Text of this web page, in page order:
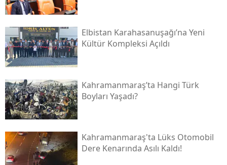
Elbistan Karahasanuşağı’na Yeni
Kültür Kompleksi Açıldı
Kahramanmaraş’ta Hangi Türk
Boyları Yaşadı?
Kahramanmaraş'ta Lüks Otomobil
Dere Kenarında Asılı Kaldı!